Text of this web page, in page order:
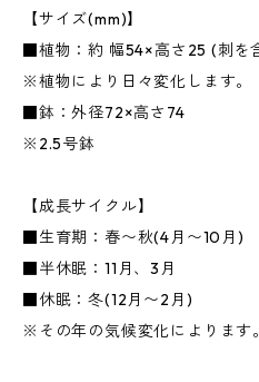
【サイズ(mm)】
■植物：約 幅54×高さ25 (刺を
※植物により日々変化します。
■鉢：外径72×高さ74
※2.5号鉢
【成長サイクル】
■生育期：春〜秋(4月〜10月)
■半休眠：11月、3月
■休眠：冬(12月〜2月)
※その年の気候変化によります。